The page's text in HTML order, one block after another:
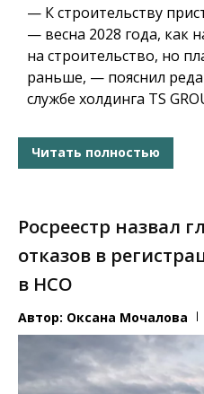
— К строительству
— весна 2028 года, как
на строительство, но
раньше, — пояснил
службе холдинга TS
Читать полностью
Росреестр назвал
отказов в
в НСО
Автор: Оксана Мочалова